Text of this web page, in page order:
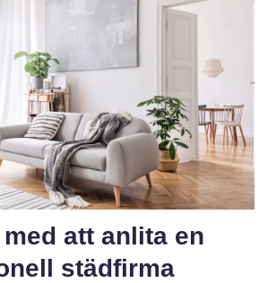
att anlita en
städfirma